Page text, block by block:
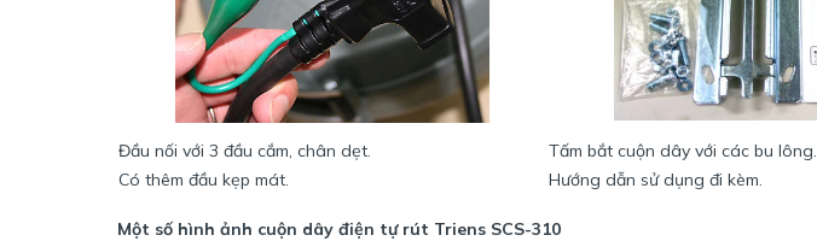
Đầu nối với 3 đầu cắm, chân dẹt.
Có thêm đầu kẹp mát.
Tấm bắt cuộn dây với các bu lông.
Hướng dẫn sử dụng đi kèm.
Một số hình ảnh cuộn dây điện tự rút Triens SCS-310